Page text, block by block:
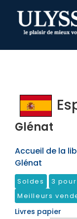
TEST
Glénat
Accueil de la
Glénat
Soldes 3
Meilleurs
Livres papier